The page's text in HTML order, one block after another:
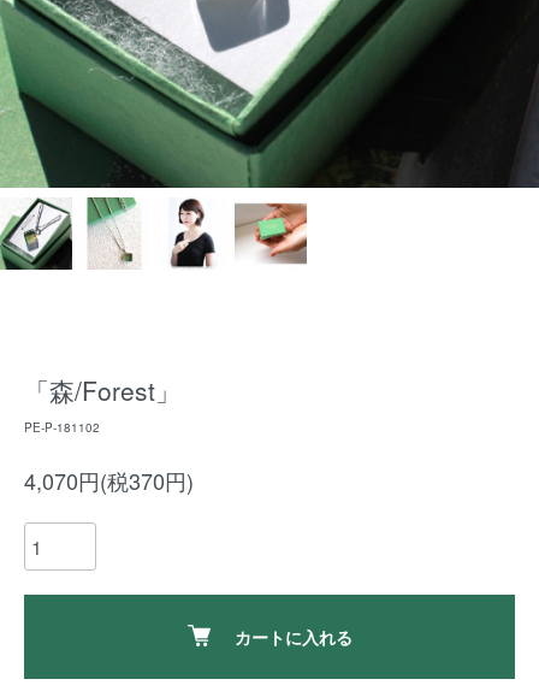
「森/Forest」
PE-P-181102
4,070円(税370円)
カートに入れる